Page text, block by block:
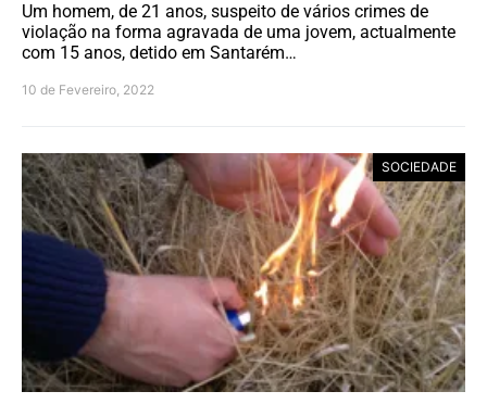
Um homem, de 21 anos, suspeito de vários crimes de
violação na forma agravada de uma jovem, actualmente
com 15 anos, detido em Santarém…
10 de Fevereiro, 2022
SOCIEDADE